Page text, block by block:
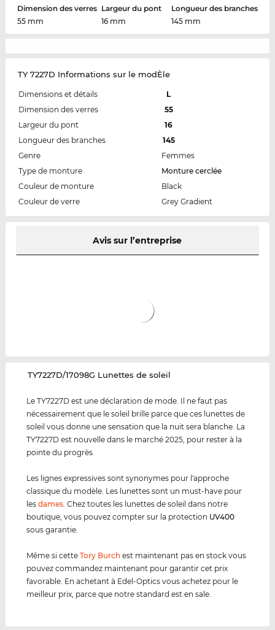
Dimension des verres
55 mm
Largeur du pont
16 mm
Longueur des branches
145 mm
TY 7227D Informations sur le modÈle
Dimensions et détails
L
Dimension des verres
55
Largeur du pont
16
Longueur des branches
145
Genre
Femmes
Type de monture
Monture cerclée
Couleur de monture
Black
Couleur de verre
Grey Gradient
Avis sur l’entreprise
‌TY7227D/17098G Lunettes de soleil
Le TY7227D est une déclaration de mode. Il ne faut pas
nécessairement que le soleil brille parce que ces lunettes de
soleil vous donne une sensation que la nuit sera blanche. La
TY7227D est nouvelle dans le marché 2025, pour rester à la
pointe du progrès.
Les lignes expressives sont synonymes pour l'approche
classique du modèle. Les lunettes sont un must-have pour
lesdames. Chez toutes les lunettes de soleil dans notre
boutique, vous pouvez compter sur la protection UV400
sous garantie.
Même si cetteTory Burch est maintenant pas en stock vous
pouvez commandez maintenant pour garantir cet prix
favorable. En achetant à Edel-Optics vous achetez pour le
meilleur prix, parce que notre standard est en sale.